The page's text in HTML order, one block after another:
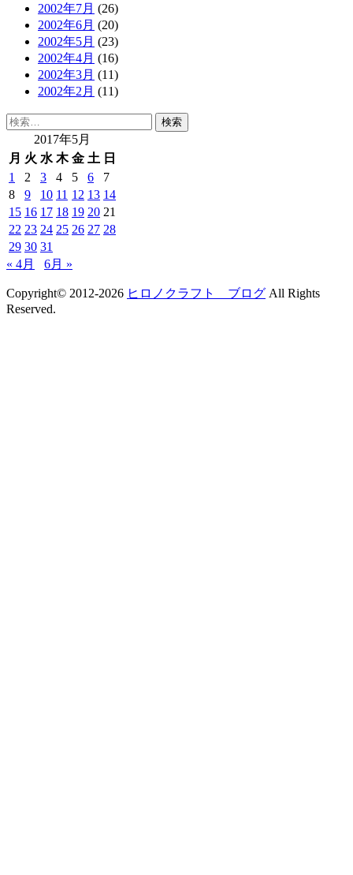
2002年7月 (26)
2002年6月 (20)
2002年5月 (23)
2002年4月 (16)
2002年3月 (11)
2002年2月 (11)
検
2017年5月
月 火 水 木 金 土 日
1
2 3 4 5 6
7
8
9 10 11 12 13 14
15 16 17 18 19 20 21
22 23 24 25 26 27 28
29 30 31
« 4月
6月 »
Copyright© 2012-2026 ヒロノクラフト ブログ All Rights
Reserved.